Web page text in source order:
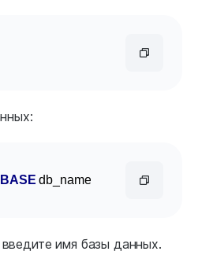
db_name
введите имя базы данных.